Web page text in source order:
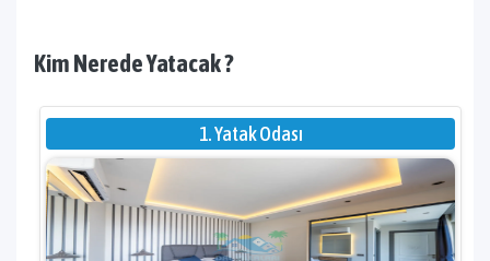
Kim Nerede Yatacak ?
1. Yatak Odası